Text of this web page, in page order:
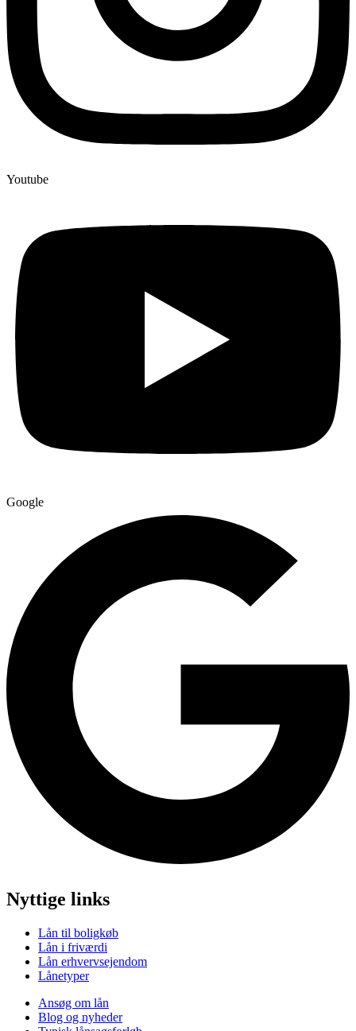
Youtube
Google
Nyttige links
Lån til boligkøb
Lån i friværdi
Lån erhvervsejendom
Lånetyper
Ansøg om lån
Blog og nyheder